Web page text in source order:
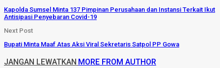
Kapolda Sumsel Minta 137 Pimpinan Perusahaan dan Instansi Terkait Ikut
Antisipasi Penyebaran Covid-19
Next Post
Bupati Minta Maaf Atas Aksi Viral Sekretaris Satpol PP Gowa
JANGAN LEWATKAN MORE FROM AUTHOR